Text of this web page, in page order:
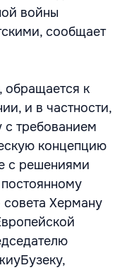
войны
сообщает
обращается к
и в частности,
с требованием
концепцию
с решениями
Херману